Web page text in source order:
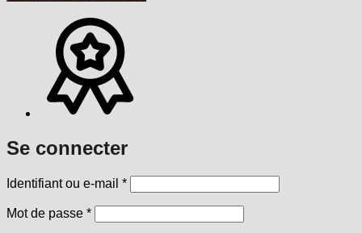
Se connecter
Identifiant ou e-mail *Obligatoire
Mot de passe *Obligatoire